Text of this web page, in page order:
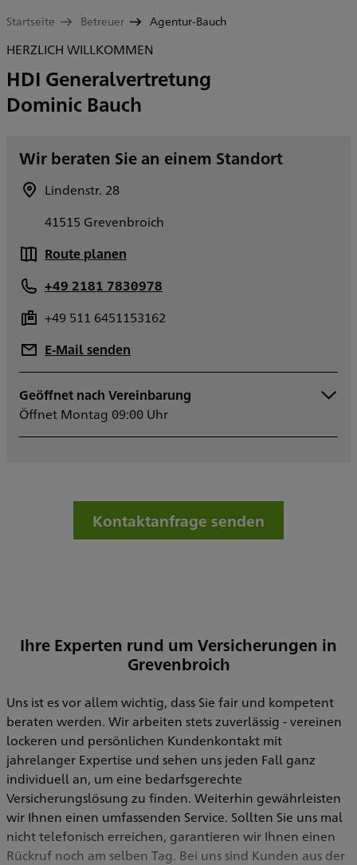
Startseite Betreuer Agentur-Bauch
HERZLICH WILLKOMMEN
HDI Generalvertretung
Dominic Bauch
Wir beraten Sie an einem Standort
Lindenstr. 28
41515 Grevenbroich
Route planen
+49 2181 7830978
+49 511 6451153162
E-Mail senden
Geöffnet nach Vereinbarung
Öffnet Montag 09:00 Uhr
Montag
Dienstag
Mittwoch
09:00 - 16:00
Sowie nach Vereinbarung
Kontaktanfrage senden
Ihre Experten rund um Versicherungen in
Grevenbroich
Uns ist es vor allem wichtig, dass Sie fair und kompetent
beraten werden. Wir arbeiten stets zuverlässig - vereinen
lockeren und persönlichen Kundenkontakt mit
jahrelanger Expertise und sehen uns jeden Fall ganz
individuell an, um eine bedarfsgerechte
Versicherungslösung zu finden. Weiterhin gewährleisten
wir Ihnen einen umfassenden Service. Sollten Sie uns mal
nicht telefonisch erreichen, garantieren wir Ihnen einen
Rückruf noch am selben Tag. Bei uns sind Kunden aus der